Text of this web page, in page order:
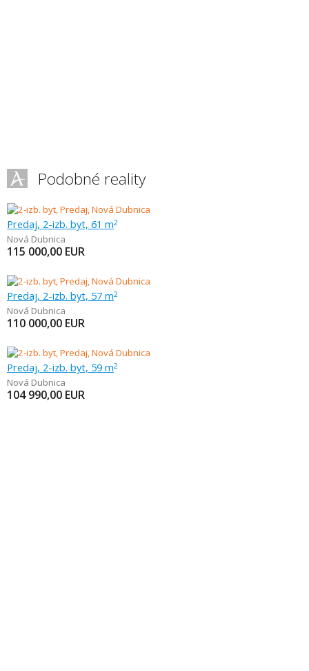
Podobné reality
Predaj, 2-izb. byt, 61 m2
Nová Dubnica
115 000,00 EUR
Predaj, 2-izb. byt, 57 m2
Nová Dubnica
110 000,00 EUR
Predaj, 2-izb. byt, 59 m2
Nová Dubnica
104 990,00 EUR